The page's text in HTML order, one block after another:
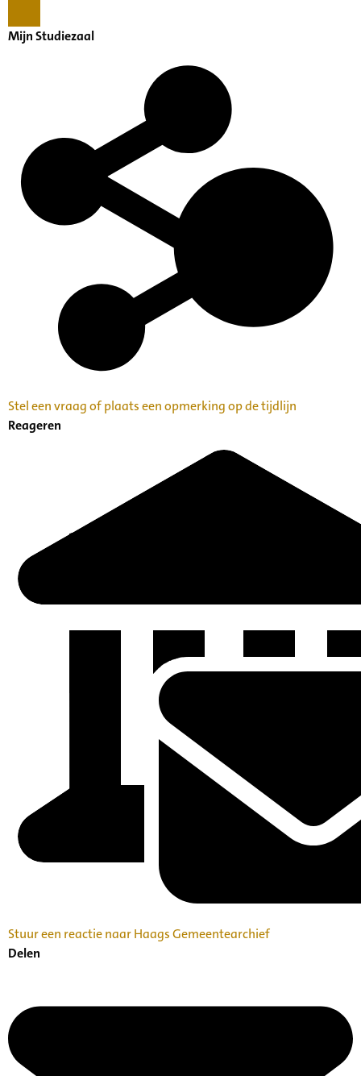
Mijn Studiezaal
Stel een vraag of plaats een opmerking op de tijdlijn
Reageren
Stuur een reactie naar Haags Gemeentearchief
Delen